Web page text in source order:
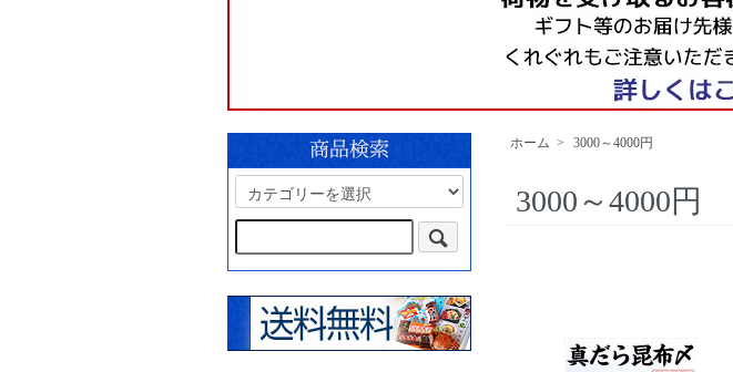
ホーム > 3000～4000円
3000～4000円